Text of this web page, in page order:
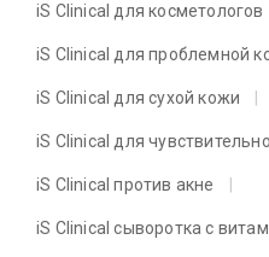
iS Clinical для косметологов
iS Clinical для проблемной
iS Clinical для сухой кожи
iS Clinical для
iS Clinical против акне
iS Clinical сыворотка с